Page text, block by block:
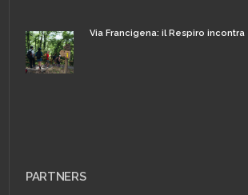
Via Francigena: il Respiro incontra
PARTNERS